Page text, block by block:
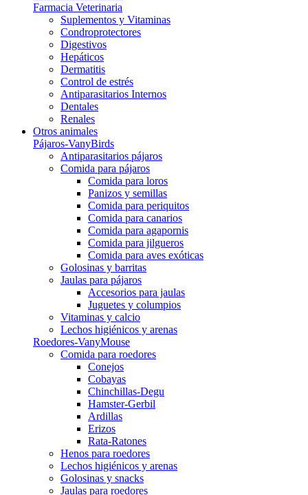
Farmacia Veterinaria
Suplementos y Vitaminas
Condroprotectores
Digestivos
Hepáticos
Dermatitis
Control de estrés
Antiparasitarios Internos
Dentales
Renales
Otros animales
Pájaros-VanyBirds
Antiparasitarios pájaros
Comida para pájaros
Comida para loros
Panizos y semillas
Comida para periquitos
Comida para canarios
Comida para agapornis
Comida para jilgueros
Comida para aves exóticas
Golosinas y barritas
Jaulas para pájaros
Accesorios para jaulas
Juguetes y columpios
Vitaminas y calcio
Lechos higiénicos y arenas
Roedores-VanyMouse
Comida para roedores
Conejos
Cobayas
Chinchillas-Degu
Hamster-Gerbil
Ardillas
Erizos
Rata-Ratones
Henos para roedores
Lechos higiénicos y arenas
Golosinas y snacks
Jaulas para roedores